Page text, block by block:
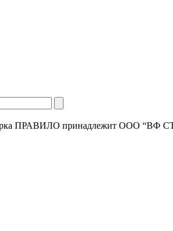
ПРАВИЛО принадлежит ООО “ВФ